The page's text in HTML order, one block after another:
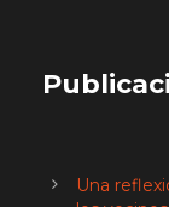
Una